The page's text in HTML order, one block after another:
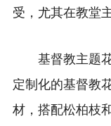
受，尤其在教堂
基督教主题
定制化的基督教
材，搭配松柏枝